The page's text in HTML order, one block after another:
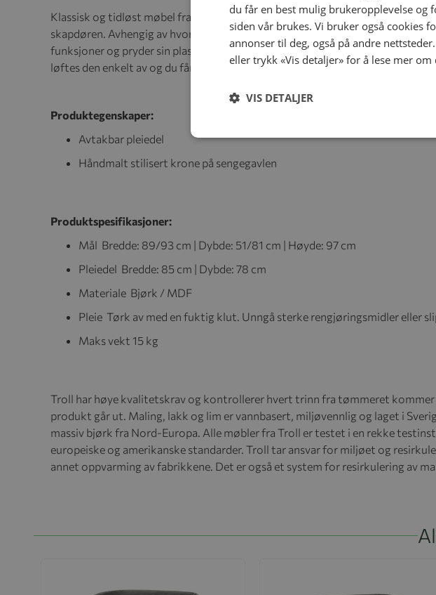
Klassisk og tidløst møbel fra den populære Royal-serien med den
skapdøren. Avhengig av hvordan lyset faller, endres fargen på kronen som en
funksjoner og pryder sin plass på barnerommet i mange år fremover. Når
løftes den enkelt av og du får et lekkert oppbevaringsmøbel med skap og tre
Produktegenskaper:
Avtakbar pleiedel
Håndmalt stilisert krone på sengegavlen
Produktspesifikasjoner:
Mål Bredde: 89/93 cm | Dybde: 51/81 cm | Høyde: 97 cm
Pleiedel Bredde: 85 cm | Dybde: 78 cm
Materiale Bjørk / MDF
Pleie Tørk av med en fuktig klut. Unngå sterke rengjøringsmidler eller
Maks vekt 15 kg
Troll har høye kvalitetskrav og kontrollerer hvert trinn fra tømmeret
produkt går ut. Maling, lakk og lim er vannbasert, miljøvennlig og laget i
massiv bjørk fra Nord-Europa. Alle møbler fra Troll er testet i en rekke
europeiske og amerikanske standarder. Troll tar ansvar for miljøet og
annet oppvarming av fabrikkene. Det er også et system for resirkulering av
du får en best mulig brukeropplevelse og
siden vår brukes. Vi bruker også cookies
annonser til deg, også på andre
eller trykk «Vis detaljer» for å lese mer om
VIS DETALJER